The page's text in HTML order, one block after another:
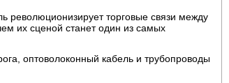
революционизирует торговые связи между
их сценой станет один из самых
оптоволоконный кабель и трубопроводы